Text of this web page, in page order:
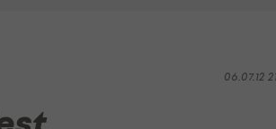
06.07.12